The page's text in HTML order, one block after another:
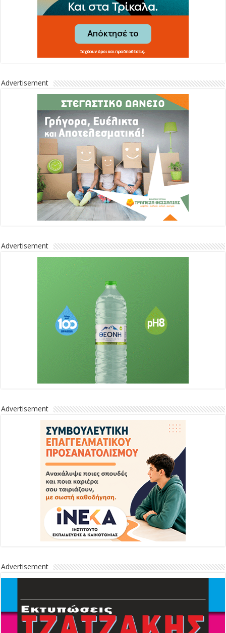
Advertisement
Advertisement
Advertisement
Advertisement